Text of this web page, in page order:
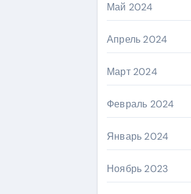
Май 2024
Апрель 2024
Март 2024
Февраль 2024
Январь 2024
Ноябрь 2023